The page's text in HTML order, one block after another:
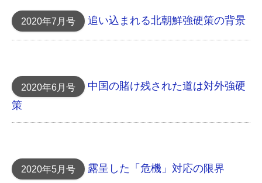
2020年7月号 追い込まれる北朝鮮 強硬策の背景
2020年6月号
中国の賭け 残された道は対外強硬
策
2020年5月号 露呈した「危機」対応 の限界